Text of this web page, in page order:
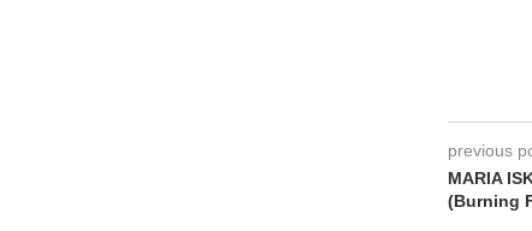
previous
MARIA
(Burning